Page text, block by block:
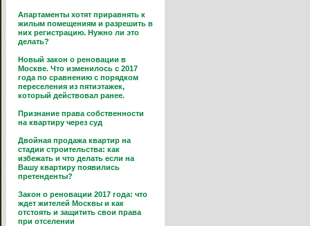
Апартаменты хотят приравнять к
жилым помещениям и разрешить в
них регистрацию. Нужно ли это
делать?
Новый закон о реновации в
Москве. Что изменилось с 2017
года по сравнению с порядком
переселения из пятиэтажек,
который действовал ранее.
Признание права собственности
на квартиру через суд
Двойная продажа квартир на
стадии строительства: как
избежать и что делать если на
Вашу квартиру появились
претенденты?
Закон о реновации 2017 года: что
ждет жителей Москвы и как
отстоять и защитить свои права
при отселении